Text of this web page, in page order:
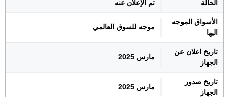
الحالة تم الإعلان عنه
الأسواق الموجه
اليها
موجه للسوق العالمي
تاريخ اعلان عن
الجهاز
مارس 2025
تاريخ صدور
الجهاز
مارس 2025